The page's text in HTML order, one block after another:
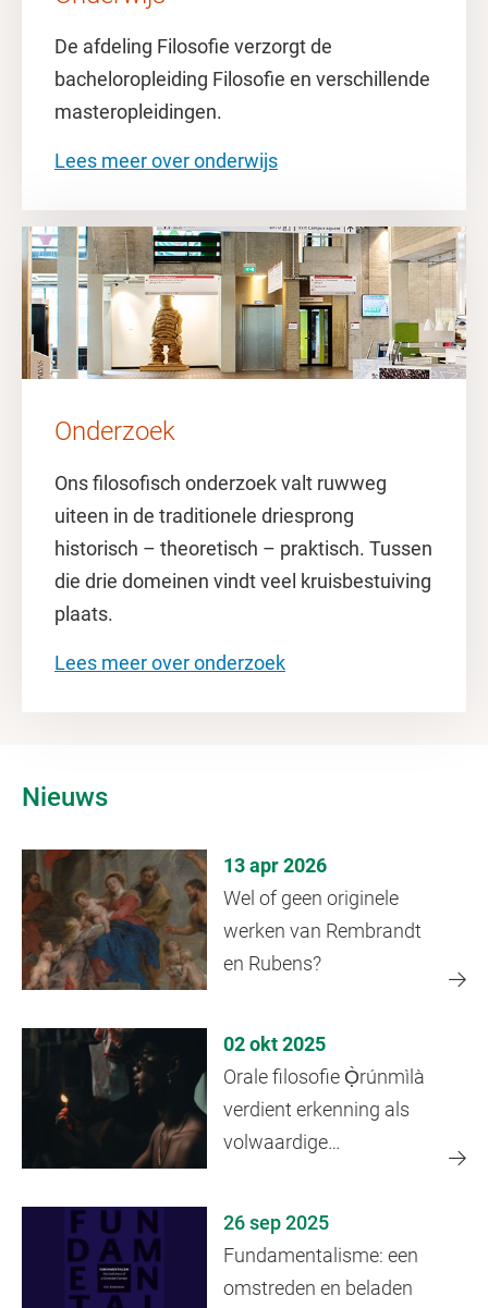
De afdeling Filosofie verzorgt de
bacheloropleiding Filosofie en verschillende
masteropleidingen.
Lees meer over onderwijs
Onderzoek
Ons filosofisch onderzoek valt ruwweg
uiteen in de traditionele driesprong
historisch – theoretisch – praktisch. Tussen
die drie domeinen vindt veel kruisbestuiving
plaats.
Lees meer over onderzoek
Nieuws
13 apr 2026
Wel of geen originele
werken van Rembrandt
en Rubens?
02 okt 2025
Orale filosofie Ọ̀rúnmìlà
verdient erkenning als
volwaardige
26 sep 2025
Fundamentalisme: een
omstreden en beladen